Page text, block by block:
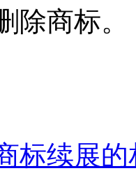
除商标。
标续展